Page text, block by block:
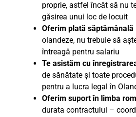
proprie, astfel încât să nu
găsirea unui loc de locuit
Oferim plată săptămânală
olandeze, nu trebuie să
întreagă pentru salariu
Te asistăm cu
de sănătate și toate
pentru a lucra legal în
Oferim suport în limba
durata contractului –